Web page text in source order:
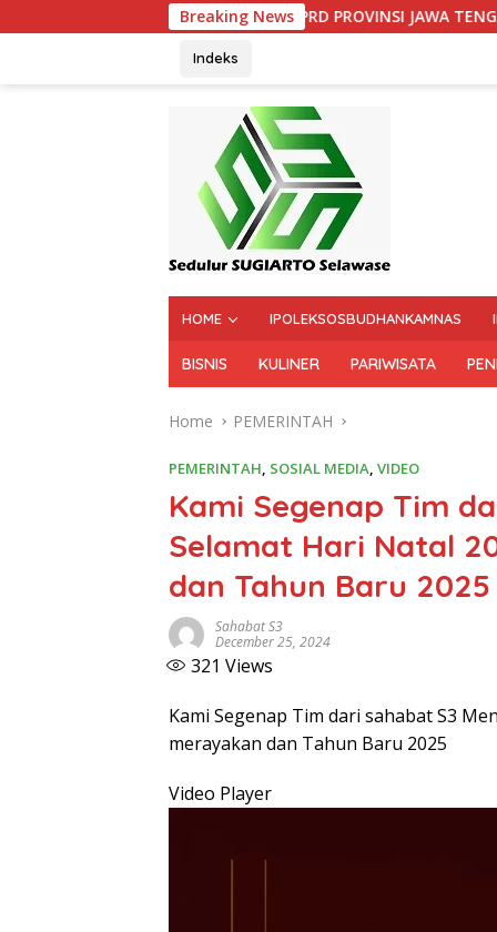
Breaking News
Rapat Paripurna DPRD PROVINSI JAWA TENGAH
Indeks
HOME IPOLEKSOSBUDHANKAMNAS
BISNIS KULINER PARIWISATA
Home PEMERINTAH
PEMERINTAH, SOSIAL MEDIA, VIDEO
Kami Segenap Tim
Selamat Hari Natal
dan Tahun Baru 2025
Sahabat S3
December 25, 2024
321 Views
Kami Segenap Tim dari sahabat S3
merayakan dan Tahun Baru 2025
Video Player